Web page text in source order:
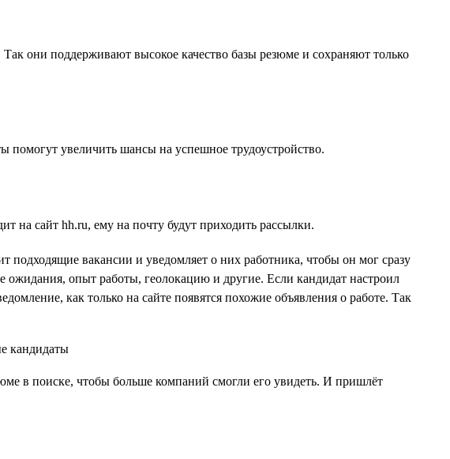
они поддерживают высокое качество базы резюме и сохраняют только
помогут увеличить шансы на успешное трудоустройство.
на сайт hh.ru, ему на почту будут приходить рассылки.
подходящие вакансии и уведомляет о них работника, чтобы он мог сразу
опыт работы, геолокацию и другие. Если кандидат настроил
как только на сайте появятся похожие объявления о работе. Так
в поиске, чтобы больше компаний смогли его увидеть. И пришлёт